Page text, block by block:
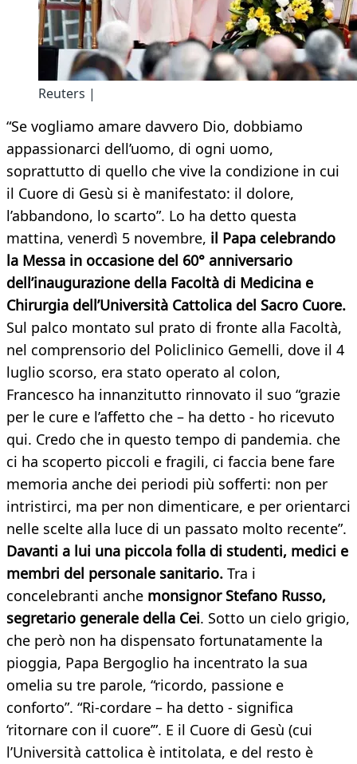
Reuters |
“Se vogliamo amare davvero Dio, dobbiamo
appassionarci dell’uomo, di ogni uomo,
soprattutto di quello che vive la condizione in cui
il Cuore di Gesù si è manifestato: il dolore,
l’abbandono, lo scarto”. Lo ha detto questa
mattina, venerdì 5 novembre, il Papa celebrando
la Messa in occasione del 60° anniversario
dell’inaugurazione della Facoltà di Medicina e
Chirurgia dell’Università Cattolica del Sacro Cuore.
Sul palco montato sul prato di fronte alla Facoltà,
nel comprensorio del Policlinico Gemelli, dove il 4
luglio scorso, era stato operato al colon,
Francesco ha innanzitutto rinnovato il suo “grazie
per le cure e l’affetto che – ha detto - ho ricevuto
qui. Credo che in questo tempo di pandemia. che
ci ha scoperto piccoli e fragili, ci faccia bene fare
memoria anche dei periodi più sofferti: non per
intristirci, ma per non dimenticare, e per orientarci
nelle scelte alla luce di un passato molto recente”.
Davanti a lui una piccola folla di studenti, medici e
membri del personale sanitario. Tra i
concelebranti anche monsignor Stefano Russo,
segretario generale della Cei. Sotto un cielo grigio,
che però non ha dispensato fortunatamente la
pioggia, Papa Bergoglio ha incentrato la sua
omelia su tre parole, “ricordo, passione e
conforto”. “Ri-cordare – ha detto - significa
‘ritornare con il cuore’”. E il Cuore di Gesù (cui
l’Università cattolica è intitolata, e del resto è